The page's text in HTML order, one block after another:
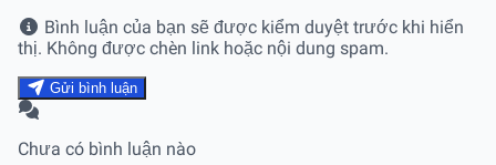
Bình luận của bạn sẽ được kiểm duyệt trước khi hiển
thị. Không được chèn link hoặc nội dung spam.
Gửi bình luận
Chưa có bình luận nào